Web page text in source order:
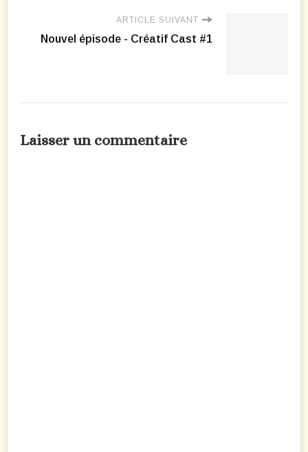
ARTICLE SUIVANT
Nouvel épisode - Créatif Cast #1
Laisser un commentaire